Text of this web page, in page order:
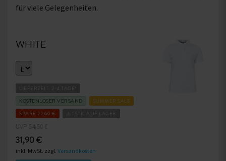
für viele Gelegenheiten.
WHITE
LIEFERZEIT: 2-4 TAGE*
KOSTENLOSER VERSAND
SUMMER SALE
SPARE 22,60 €
⚠️ 1 STK. AUF LAGER
31,90 €
inkl. MwSt. zzgl. Versandkosten